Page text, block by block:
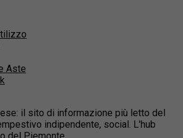
Aste
il sito di informazione più letto del
indipendente, social. L'hub